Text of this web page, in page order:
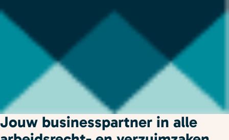
Jouw businesspartner in alle